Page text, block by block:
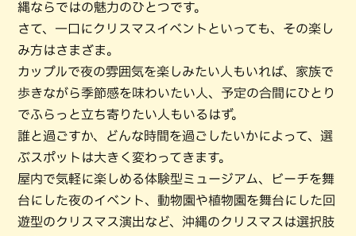
縄ならではの魅力のひとつです。
さて、一口にクリスマスイベントといっても、その楽し
み方はさまざま。
カップルで夜の雰囲気を楽しみたい人もいれば、家族で
歩きながら季節感を味わいたい人、予定の合間にひとり
でふらっと立ち寄りたい人もいるはず。
誰と過ごすか、どんな時間を過ごしたいかによって、選
ぶスポットは大きく変わってきます。
屋内で気軽に楽しめる体験型ミュージアム、ビーチを舞
台にした夜のイベント、動物園や植物園を舞台にした回
遊型のクリスマス演出など、沖縄のクリスマスは選択肢